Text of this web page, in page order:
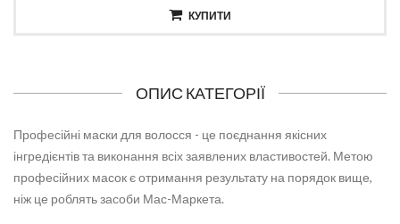
КУПИТИ
ОПИС КАТЕГОРІЇ
Професійні маски для волосся - це поєднання якісних
інгредієнтів та виконання всіх заявлених властивостей. Метою
професійних масок є отримання результату на порядок вище,
ніж це роблять засоби Мас-Маркета.